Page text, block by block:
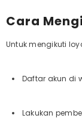
Cara
Untuk mengikuti
Daftar akun di
Lakukan